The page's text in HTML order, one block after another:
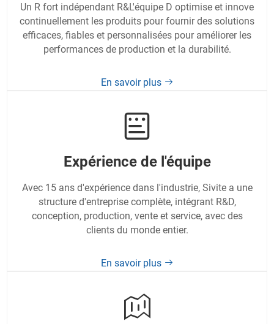
Un R fort indépendant R&L'équipe D optimise et innove
continuellement les produits pour fournir des solutions
efficaces, fiables et personnalisées pour améliorer les
performances de production et la durabilité.
En savoir plus
Expérience de l'équipe
Avec 15 ans d'expérience dans l'industrie, Sivite a une
structure d'entreprise complète, intégrant R&D,
conception, production, vente et service, avec des
clients du monde entier.
En savoir plus